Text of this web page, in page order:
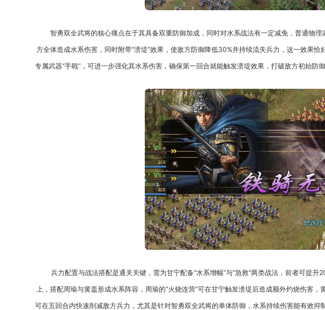
智勇双全武将的核心痛点在于其具备双重防御加成，同时对水系战法有一定减免，普通物
方全体造成水系伤害，同时附带“溃堤”效果，使敌方防御降低30%并持续流失兵力，这一效果
专属武器“手戟”，可进一步强化其水系伤害，确保第一回合就能触发溃堤效果，打破敌方初始防御
兵力配置与战法搭配是通关关键，需为甘宁配备“水系增幅”与“急救”两类战法，前者可提
上，搭配周瑜与黄盖形成水系阵容，周瑜的“火烧连营”可在甘宁触发溃堤后造成额外灼烧伤害
可在五回合内快速削减敌方兵力，尤其是针对智勇双全武将的单体防御，水系持续伤害能有效抑